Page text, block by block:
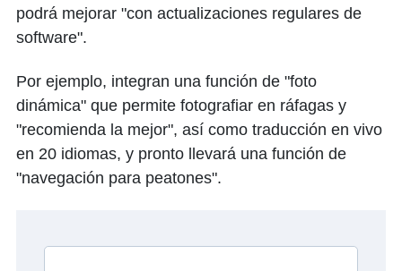
podrá mejorar "con actualizaciones regulares de
software".
Por ejemplo, integran una función de "foto
dinámica" que permite fotografiar en ráfagas y
"recomienda la mejor", así como traducción en vivo
en 20 idiomas, y pronto llevará una función de
"navegación para peatones".